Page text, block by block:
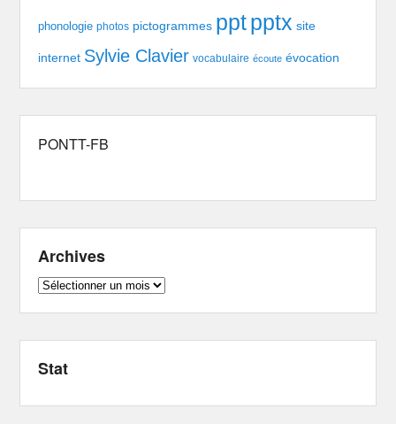
phonologie photos pictogrammes pptpptx site
internet Sylvie Clavier vocabulaire écoute évocation
PONTT-FB
Archives
Archives
Stat